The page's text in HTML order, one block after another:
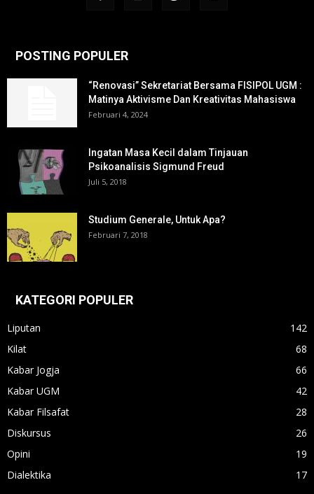
POSTING POPULER
“Renovasi” Sekretariat Bersama FISIPOL UGM :
Matinya Aktivisme Dan Kreativitas Mahasiswa
Februari 4, 2024
Ingatan Masa Kecil dalam Tinjauan
Psikoanalisis Sigmund Freud
Juli 5, 2018
Studium Generale, Untuk Apa?
Februari 7, 2018
KATEGORI POPULER
Liputan
142
Kilat
68
Kabar Jogja
66
Kabar UGM
42
Kabar Filsafat
28
Diskursus
26
Opini
19
Dialektika
17